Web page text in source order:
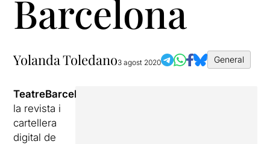
Barcelona
Yolanda Toledano3 agost 2020 General
TeatreBarcelona.com
la revista i
cartellera
digital de